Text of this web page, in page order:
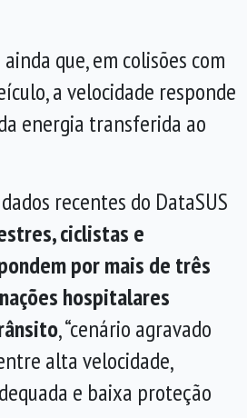
que, em colisões com
a velocidade responde
energia transferida ao
recentes do DataSUS
ciclistas e
por mais de três
hospitalares
, “cenário agravado
alta velocidade,
e baixa proteção